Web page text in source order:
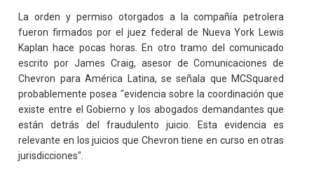
La orden y permiso otorgados a la compañía petrolera
fueron firmados por el juez federal de Nueva York Lewis
Kaplan hace pocas horas. En otro tramo del comunicado
escrito por James Craig, asesor de Comunicaciones de
Chevron para América Latina, se señala que MCSquared
probablemente posea "evidencia sobre la coordinación que
existe entre el Gobierno y los abogados demandantes que
están detrás del fraudulento juicio. Esta evidencia es
relevante en los juicios que Chevron tiene en curso en otras
jurisdicciones".